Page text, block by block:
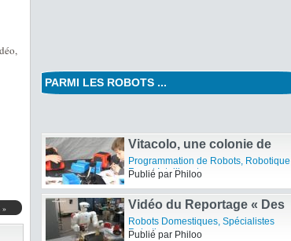
»
PARMI LES ROBOTS ...
Animaux - Biomimétisme
Spécialistes
Robotiques
Publié par Philoo
Vitacolo, une colonie de
robots
Programmation de Robots,Robotique
Fun et Intelligente
Publié par Philoo
Vidéo du Reportage « Des